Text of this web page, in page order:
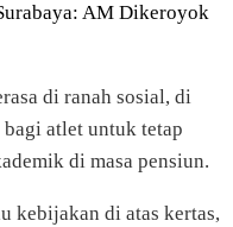
AM Dikeroyok
di ranah sosial, di
atlet untuk tetap
di masa pensiun.
kebijakan di atas kertas,